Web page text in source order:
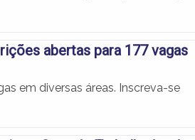
abertas para 177 vagas
em diversas áreas. Inscreva-se